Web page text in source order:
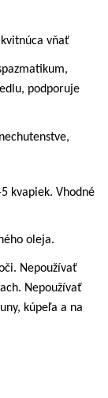
vňať
podporuje
5 kvapiek. Vhodné
oleja.
Nepoužívať
Nepoužívať
kúpeľa a na